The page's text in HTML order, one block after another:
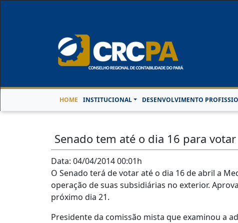
HOME INSTITUCIONAL DESENVOLVIMENTO
Senado tem até o dia 16 para
Data: 04/04/2014 00:01h
O Senado terá de votar até o dia 16 de abril a
operação de suas subsidiárias no exterior.
próximo dia 21.
Presidente da comissão mista que examinou a